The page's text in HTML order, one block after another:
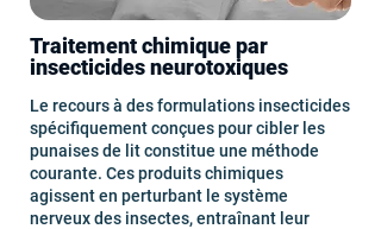
Traitement chimique par
insecticides neurotoxiques
Le recours à des formulations insecticides
spécifiquement conçues pour cibler les
punaises de lit constitue une méthode
courante. Ces produits chimiques
agissent en perturbant le système
nerveux des insectes, entraînant leur